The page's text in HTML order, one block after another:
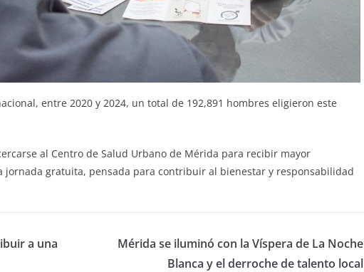
entre 2020 y 2024, un total de 192,891 hombres eligieron este
al Centro de Salud Urbano de Mérida para recibir mayor
jornada gratuita, pensada para contribuir al bienestar y responsabilidad
a una
Mérida se iluminó con la Víspera de La Noche
Blanca y el derroche de talento local